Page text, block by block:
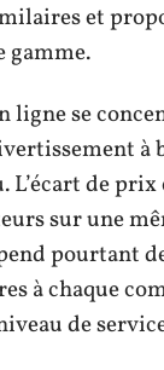
et
gamme.
ligne se
à
L’écart de
sur une
pourtant
à chaque
de